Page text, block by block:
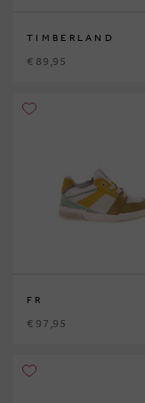
TIMBERLAND
€ 89,95
FR
€ 97,95